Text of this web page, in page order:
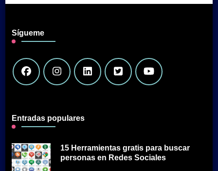
Sígueme
Entradas populares
15 Herramientas gratis para buscar
personas en Redes Sociales